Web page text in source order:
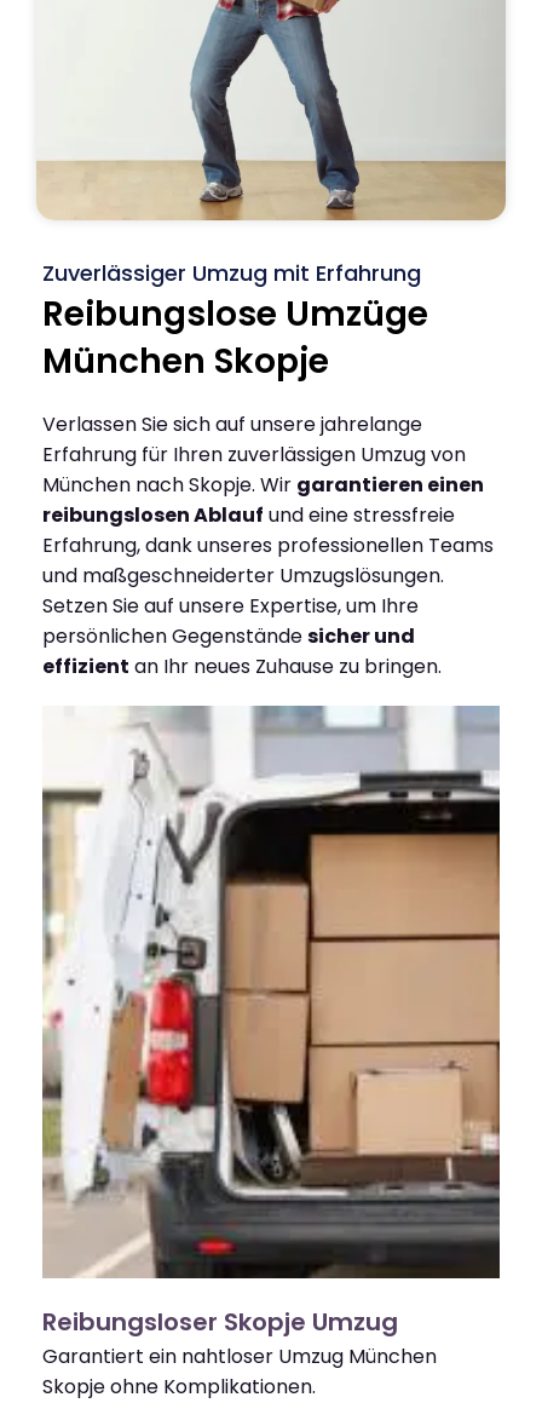
Zuverlässiger Umzug mit Erfahrung
Reibungslose Umzüge
München Skopje
Verlassen Sie sich auf unsere jahrelange
Erfahrung für Ihren zuverlässigen Umzug von
München nach Skopje. Wir garantieren einen
reibungslosen Ablauf und eine stressfreie
Erfahrung, dank unseres professionellen Teams
und maßgeschneiderter Umzugslösungen.
Setzen Sie auf unsere Expertise, um Ihre
persönlichen Gegenständesicher und
effizient an Ihr neues Zuhause zu bringen.
Reibungsloser Skopje Umzug
Garantiert ein nahtloser Umzug München
Skopje ohne Komplikationen.